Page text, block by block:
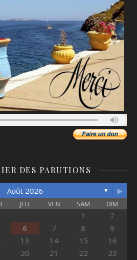
DES PARUTIONS
Août 2026 ▼ ►
JEU VEN SAM DIM
1
2
6 7 8
9
13 14 15
16
20 21 22
23